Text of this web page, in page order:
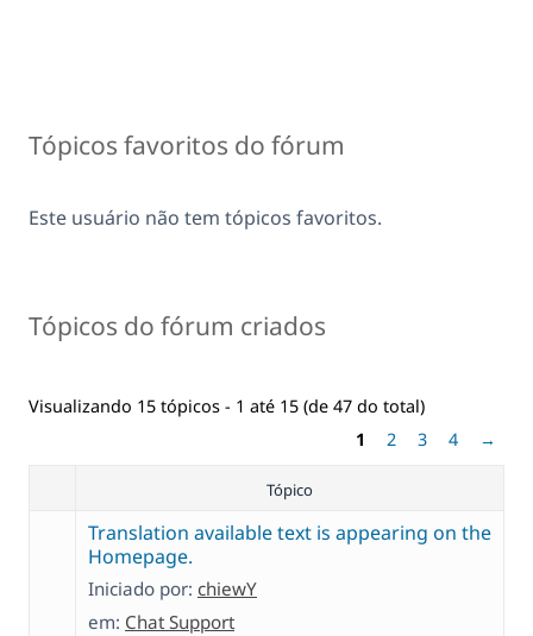
Tópicos favoritos do fórum
Este usuário não tem tópicos favoritos.
Tópicos do fórum criados
Visualizando 15 tópicos - 1 até 15 (de 47 do total)
1
2 3 4 →
Tópico
Translation available text is appearing on the
Homepage.
Iniciado por: chiewY
em: Chat Support